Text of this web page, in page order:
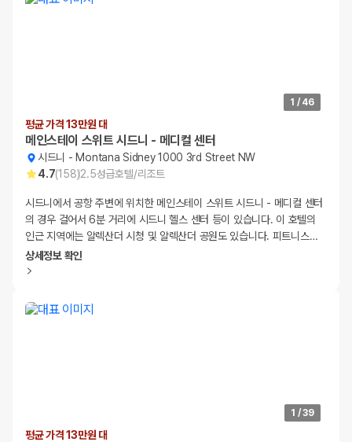
1 / 46
평균 가격 13만원 대
메인스테이 스위트 시드니 - 메디컬 센터
시드니 - Montana Sidney 1000 3rd Street NW
4.7(158)2.5성급호텔/리조트
시드니에서 공항 주변에 위치한 메인스테이 스위트 시드니 - 메디컬 센터
의 경우 걸어서 6분 거리에 시드니 헬스 센터 등이 있습니다. 이 호텔의
인근 지역에는 알렉산더 시청 및 알렉산더 공원도 있습니다. 피트니스…
상세정보 확인
1 /39
평균 가격 13만원 대